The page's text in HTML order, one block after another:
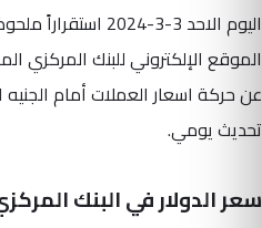
اليوم الاحد 3-3-
الموقع الإلكتروني للبنك المركزي
عن حركة اسعار العملات أمام
تحديث يومي.
سعر الدولار في البنك